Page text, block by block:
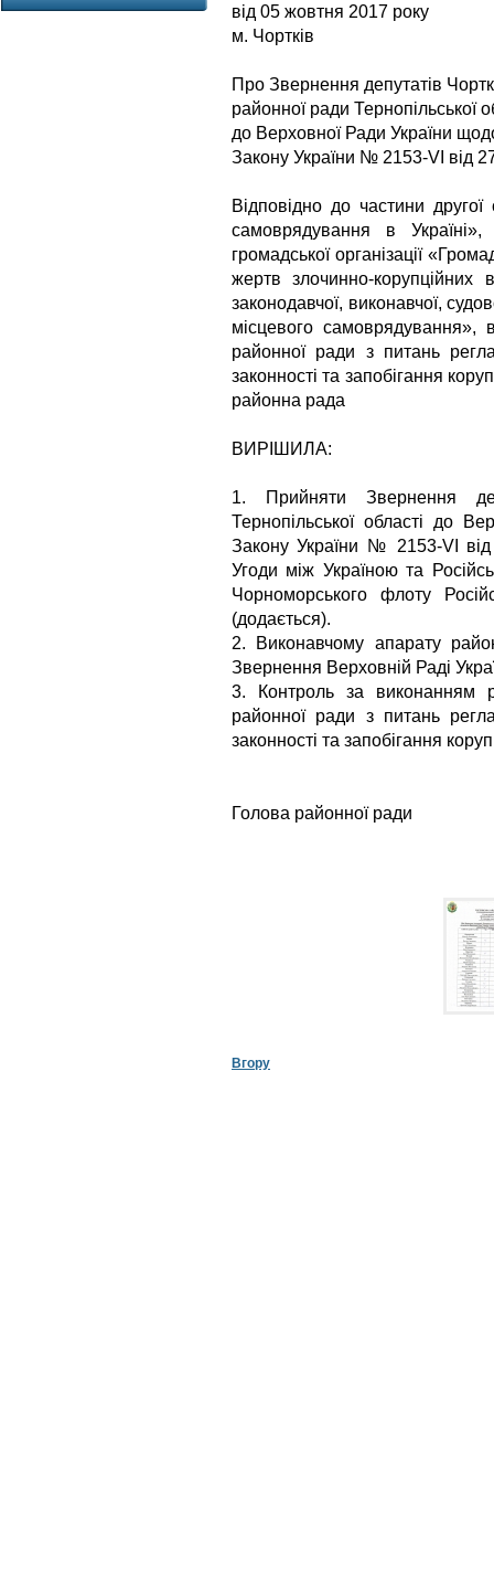
від 05
м. Чортків
Про Звернення депутатів
районної ради Тернопільської
до Верховної Ради України
Закону України № 2153-VI від
Відповідно до частини
самоврядування в
громадської організації
жертв злочинно-корупційних
законодавчої, виконавчої,
місцевого самоврядування»,
районної ради з питань
законності та запобігання
районна рада
ВИРІШИЛА:
1. Прийняти Звернення
Тернопільської області до
Закону України № 2153-VI
Угоди між Україною та
Чорноморського флоту
(додається).
2. Виконавчому апарату
Звернення Верховній Раді
3. Контроль за виконанням
районної ради з питань
законності та запобігання
Голова
Вгору